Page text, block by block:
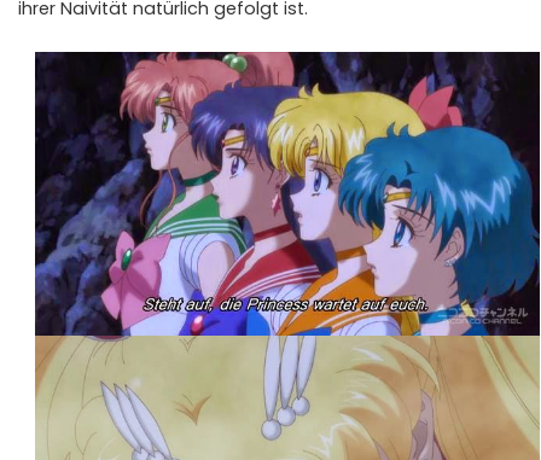
ihrer Naivität natürlich gefolgt ist.